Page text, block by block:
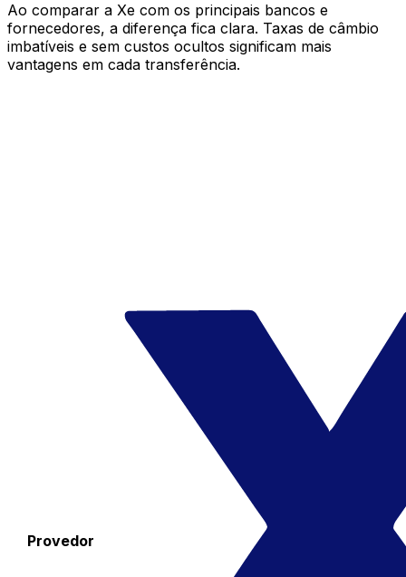
Ao comparar a Xe com os principais bancos e
fornecedores, a diferença fica clara. Taxas de câmbio
imbatíveis e sem custos ocultos significam mais
vantagens em cada transferência.
Provedor